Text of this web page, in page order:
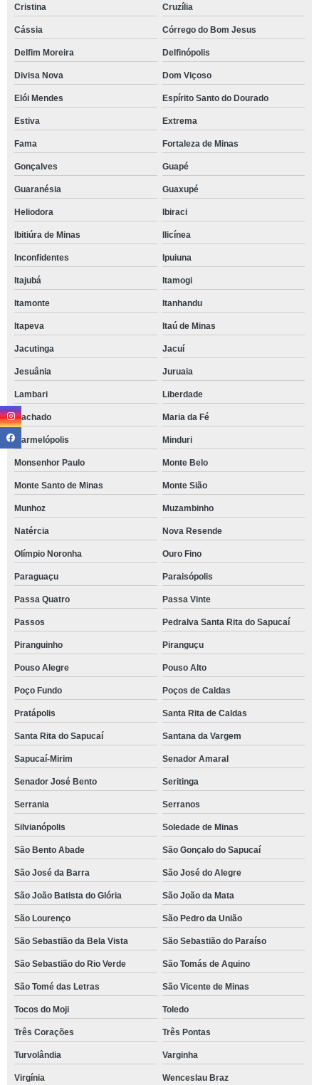
Cristina Cruzília
Cássia Córrego do Bom Jesus
Delfim Moreira Delfinópolis
Divisa Nova Dom Viçoso
Elói Mendes Espírito Santo do Dourado
Estiva Extrema
Fama Fortaleza de Minas
Gonçalves Guapé
Guaranésia Guaxupé
Heliodora Ibiraci
Ibitiúra de Minas Ilicínea
Inconfidentes Ipuiuna
Itajubá Itamogi
Itamonte Itanhandu
Itapeva Itaú de Minas
Jacutinga Jacuí
Jesuânia Juruaia
Lambari Liberdade
Machado Maria da Fé
Marmelópolis Minduri
Monsenhor Paulo Monte Belo
Monte Santo de Minas Monte Sião
Munhoz Muzambinho
Natércia Nova Resende
Olímpio Noronha Ouro Fino
Paraguaçu Paraisópolis
Passa Quatro Passa Vinte
Passos Pedralva Santa Rita do Sapucaí
Piranguinho Piranguçu
Pouso Alegre Pouso Alto
Poço Fundo Poços de Caldas
Pratápolis Santa Rita de Caldas
Santa Rita do Sapucaí Santana da Vargem
Sapucaí-Mirim Senador Amaral
Senador José Bento Seritinga
Serrania Serranos
Silvianópolis Soledade de Minas
São Bento Abade São Gonçalo do Sapucaí
São José da Barra São José do Alegre
São João Batista do Glória São João da Mata
São Lourenço São Pedro da União
São Sebastião da Bela Vista São Sebastião do Paraíso
São Sebastião do Rio Verde São Tomás de Aquino
São Tomé das Letras São Vicente de Minas
Tocos do Moji Toledo
Três Corações Três Pontas
Turvolândia Varginha
Virgínia Wenceslau Braz